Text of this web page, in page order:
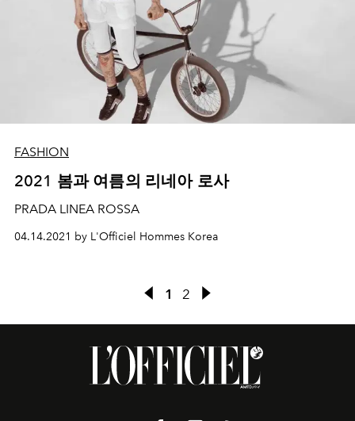
FASHION
2021 봄과 여름의 리네아 로사
PRADA LINEA ROSSA
04.14.2021 by L'Officiel Hommes Korea
1 2